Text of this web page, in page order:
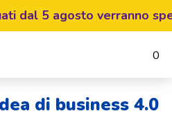
agosto verranno spediti a
0
di business 4.0